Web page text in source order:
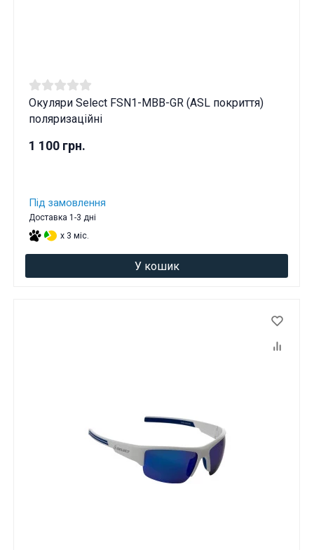
Окуляри Select FSN1-MBB-GR (ASL покриття)
поляризаційні
1 100 грн.
Під замовлення
Доставка 1-3 дні
x 3 міс.
У кошик